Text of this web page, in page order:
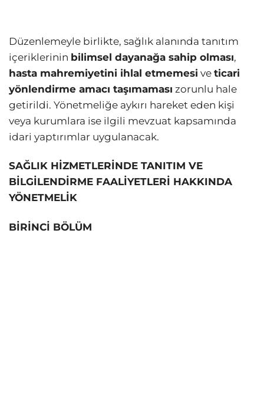
Düzenlemeyle birlikte, sağlık alanında tanıtım
içeriklerinin bilimsel dayanağa sahip olması,
hasta mahremiyetini ihlal etmemesi ve ticari
yönlendirme amacı taşımaması zorunlu hale
getirildi. Yönetmeliğe aykırı hareket eden kişi
veya kurumlara ise ilgili mevzuat kapsamında
idari yaptırımlar uygulanacak.
SAĞLIK HİZMETLERİNDE TANITIM VE
BİLGİLENDİRME FAALİYETLERİ HAKKINDA
YÖNETMELİK
BİRİNCİ BÖLÜM